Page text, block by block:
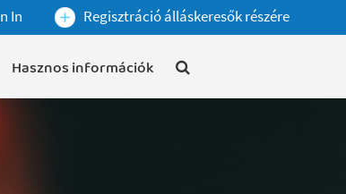
In Regisztráció álláskeresők részére
Hasznos információk